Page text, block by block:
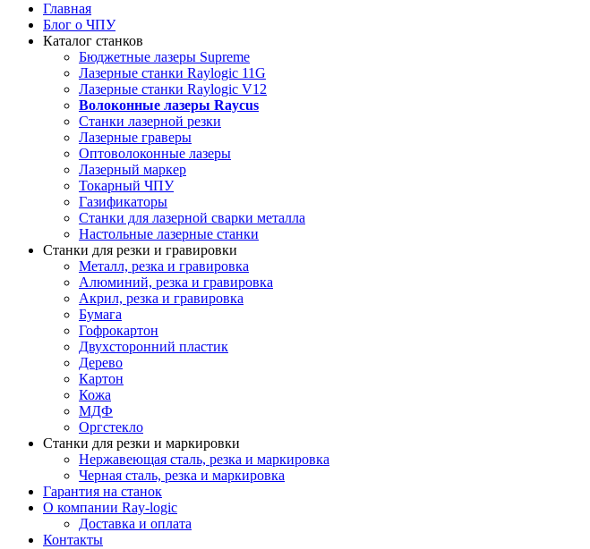
Главная
Блог о ЧПУ
Каталог станков
Бюджетные лазеры Supreme
Лазерные станки Raylogic 11G
Лазерные станки Raylogic V12
Волоконные лазеры Raycus
Станки лазерной резки
Лазерные граверы
Оптоволоконные лазеры
Лазерный маркер
Токарный ЧПУ
Газификаторы
Cтанки для лазерной сварки металла
Настольные лазерные станки
Станки для резки и гравировки
Металл, резка и гравировка
Алюминий, резка и гравировка
Акрил, резка и гравировка
Бумага
Гофрокартон
Двухсторонний пластик
Дерево
Картон
Кожа
МДФ
Оргстекло
Станки для резки и маркировки
Нержавеющая сталь, резка и маркировка
Черная сталь, резка и маркировка
Гарантия на станок
О компании Ray-logic
Доставка и оплата
Контакты